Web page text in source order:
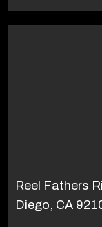
Reel Fathers
Diego, CA